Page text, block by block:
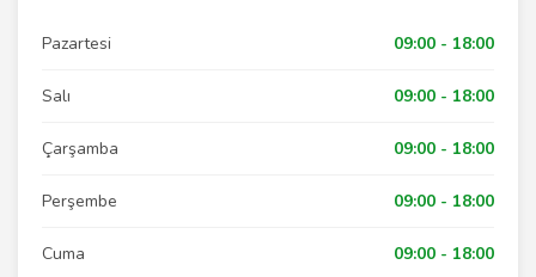
Pazartesi 09:00 - 18:00
Salı 09:00 - 18:00
Çarşamba 09:00 - 18:00
Perşembe 09:00 - 18:00
Cuma 09:00 - 18:00